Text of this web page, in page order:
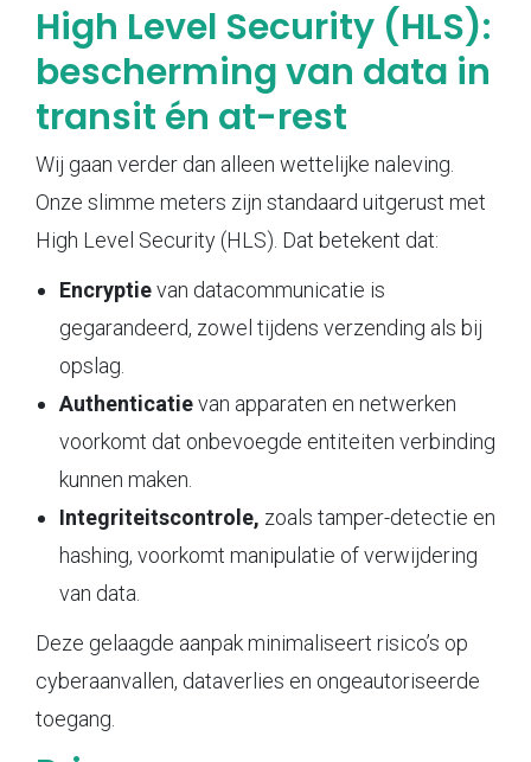
High Level Security (HLS):
bescherming van data in
transit én at-rest
Wij gaan verder dan alleen wettelijke naleving.
Onze slimme meters zijn standaard uitgerust met
High Level Security (HLS). Dat betekent dat:
Encryptievan datacommunicatie is
gegarandeerd, zowel tijdens verzending als bij
opslag.
Authenticatievan apparaten en netwerken
voorkomt dat onbevoegde entiteiten verbinding
kunnen maken.
Integriteitscontrole, zoals tamper-detectie en
hashing, voorkomt manipulatie of verwijdering
van data.
Deze gelaagde aanpak minimaliseert risico’s op
cyberaanvallen, dataverlies en ongeautoriseerde
toegang.